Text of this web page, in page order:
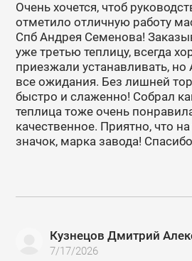
Очень хочется, чтоб
отметило отличную работу
Спб Андрея Семенова!
уже третью теплицу, всегда
приезжали устанавливать,
все ожидания. Без лишней
быстро и слаженно! Собрал
теплица тоже очень
качественное. Приятно, что
значок, марка завода!
7/17/2026